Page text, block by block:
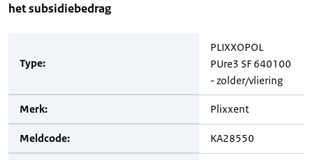
het subsidiebedrag
Type:
PLIXXOPOL
PUre3 SF 640100
- zolder/vliering
Merk: Plixxent
Meldcode: KA28550